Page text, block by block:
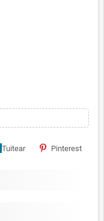
Tuitear Pinterest